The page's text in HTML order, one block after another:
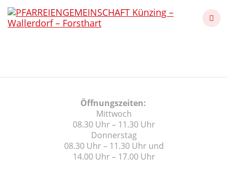
to
Öffnungszeiten:
Mittwoch
08.30 Uhr – 11.30 Uhr
Donnerstag
08.30 Uhr – 11.30 Uhr und
14.00 Uhr – 17.00 Uhr